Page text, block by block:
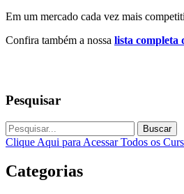
Em um mercado cada vez mais
Confira também a nossa lista completa
Pesquisar
Buscar
Clique Aqui para Acessar Todos os
Categorias